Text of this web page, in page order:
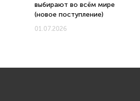
выбирают во всём мире
(новое поступление)
01.07.2026